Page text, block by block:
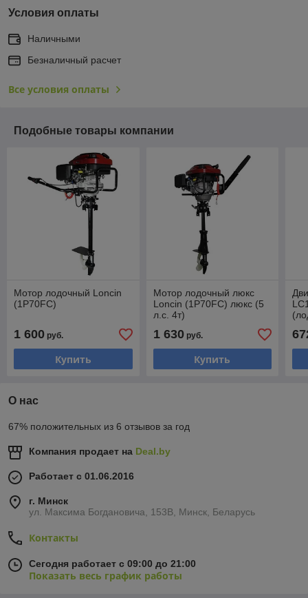
Условия оплаты
Наличными
Безналичный расчет
Все условия оплаты
Подобные товары компании
Мотор лодочный Loncin
(1P70FC)
1 600 руб.
Купить
Мотор лодочный люкс
Loncin (1P70FC) люкс (5
л.с. 4т)
1 630руб.
Купить
О нас
67% положительных из 6 отзывов за год
Компания продает на Deal.by
Работает с 01.06.2016
г. Минск
ул. Максима Богдановича, 153В, Минск, Беларусь
Контакты
Сегодня работает с 09:00 до 21:00
Показать весь график работы